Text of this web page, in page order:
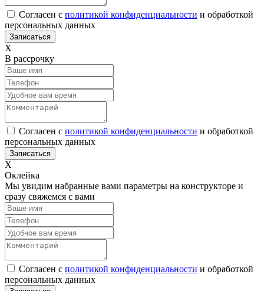
Согласен с политикой конфиденциальности и обработкой
персональных данных
Х
В рассрочку
Согласен с политикой конфиденциальности и обработкой
персональных данных
Х
Оклейка
Мы увидим набранные вами параметры на конструкторе и
сразу свяжемся с вами
Согласен с политикой конфиденциальности и обработкой
персональных данных